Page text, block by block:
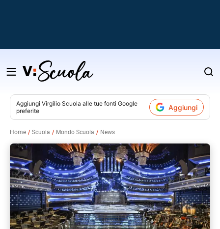
Salta
contenuto
Aggiungi Virgilio Scuola alle tue fonti Google
preferite
Aggiungi
Home Scuola Mondo Scuola News